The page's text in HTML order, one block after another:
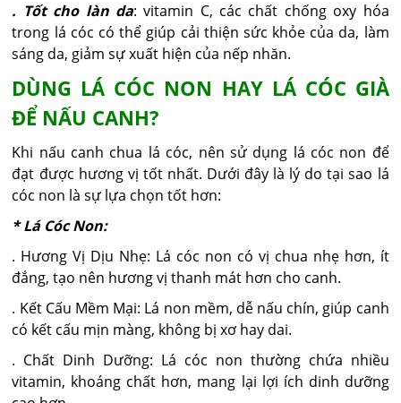
. Tốt cho làn da: vitamin C, các chất chống oxy hóa
trong lá cóc có thể giúp cải thiện sức khỏe của da, làm
sáng da, giảm sự xuất hiện của nếp nhăn.
DÙNG LÁ CÓC NON HAY LÁ CÓC GIÀ
ĐỂ NẤU CANH?
Khi nấu canh chua lá cóc, nên sử dụng lá cóc non để
đạt được hương vị tốt nhất. Dưới đây là lý do tại sao lá
cóc non là sự lựa chọn tốt hơn:
* Lá Cóc Non:
. Hương Vị Dịu Nhẹ: Lá cóc non có vị chua nhẹ hơn, ít
đắng, tạo nên hương vị thanh mát hơn cho canh.
. Kết Cấu Mềm Mại: Lá non mềm, dễ nấu chín, giúp canh
có kết cấu mịn màng, không bị xơ hay dai.
. Chất Dinh Dưỡng: Lá cóc non thường chứa nhiều
vitamin, khoáng chất hơn, mang lại lợi ích dinh dưỡng